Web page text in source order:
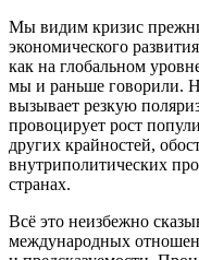
Мы видим кризис
экономического
как на глобальном
мы и раньше говорили.
вызывает резкую
провоцирует рост
других крайностей,
внутриполитических
странах.
Всё это неизбежно
международных